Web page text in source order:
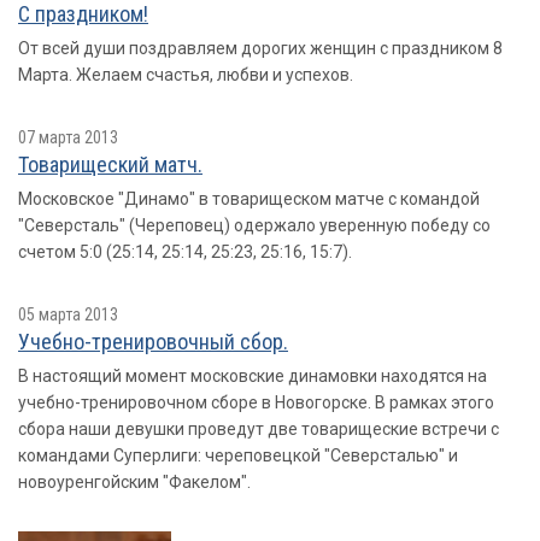
С праздником!
От всей души поздравляем дорогих женщин с праздником 8
Марта. Желаем счастья, любви и успехов.
07 марта 2013
Товарищеский матч.
Московское "Динамо" в товарищеском матче с командой
"Северсталь" (Череповец) одержало уверенную победу со
счетом 5:0 (25:14, 25:14, 25:23, 25:16, 15:7).
05 марта 2013
Учебно-тренировочный сбор.
В настоящий момент московские динамовки находятся на
учебно-тренировочном сборе в Новогорске. В рамках этого
сбора наши девушки проведут две товарищеские встречи с
командами Суперлиги: череповецкой "Северсталью" и
новоуренгойским "Факелом".